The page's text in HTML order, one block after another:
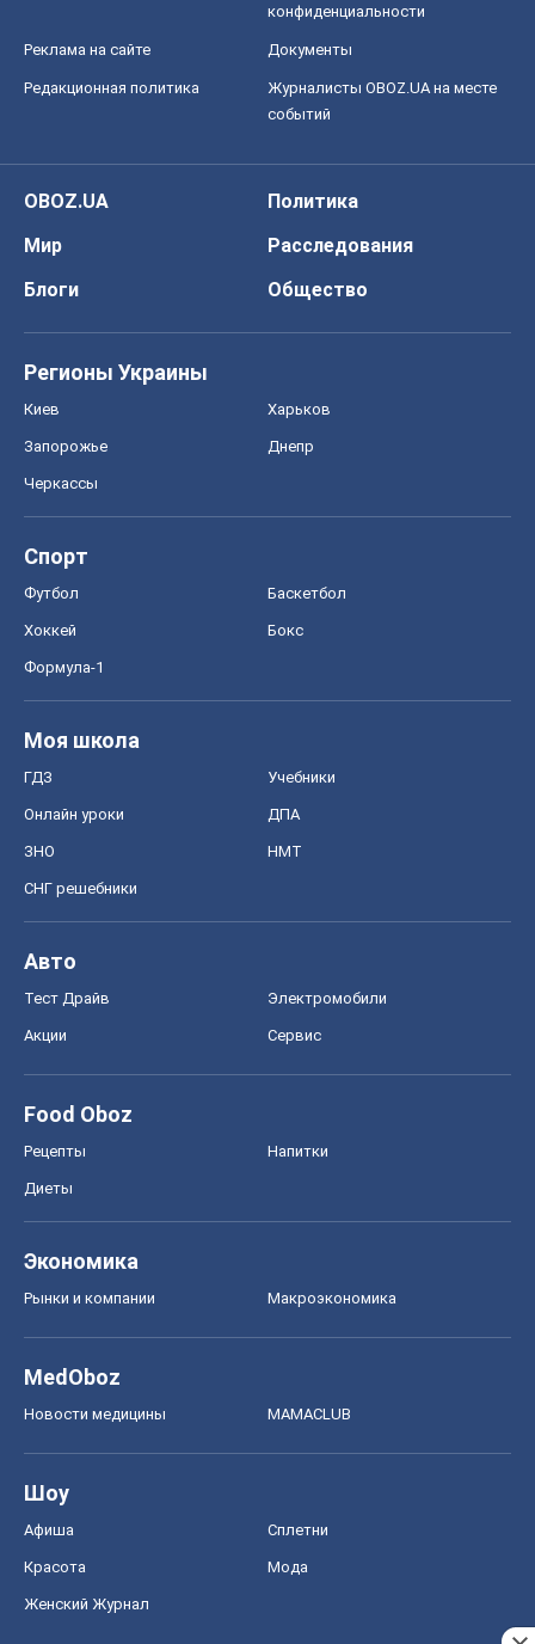
конфиденциальности
Реклама на сайте Документы
Редакционная политика
Журналисты OBOZ.UA на месте
событий
OBOZ.UA
Политика
Мир
Расследования
Блоги
Общество
Регионы Украины
Киев Харьков
Запорожье Днепр
Черкассы
Спорт
Футбол Баскетбол
Хоккей Бокс
Формула-1
Моя школа
ГДЗ Учебники
Онлайн уроки ДПА
ЗНО НМТ
СНГ решебники
Авто
Тест Драйв Электромобили
Акции Сервис
Food Oboz
Рецепты Напитки
Диеты
Экономика
Рынки и компании Mакроэкономика
MedOboz
Новости медицины MAMACLUB
Шоу
Афиша Сплетни
Красота Мода
Женский Журнал